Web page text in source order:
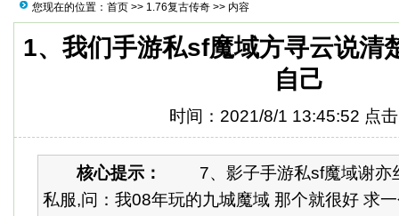
您现在的位置： 首页 >> 1.76复古传奇 >> 内容
1、我们手游私sf魔域方寻云说清
自己
时间：2021/8/1 13:45:52 点
核心提示：
7、影子手游私sf魔域谢亦
私服,问：我08年玩的九城魔域 那个就很好 求